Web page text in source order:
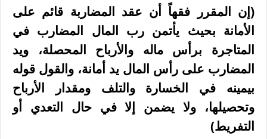
(إن المقرر فقهاً أن عقد المضاربة قائم على
الأمانة بحيث يأتمن رب المال المضارب في
المتاجرة برأس ماله والأرباح المحصلة، ويد
المضارب على رأس المال يد أمانة، والقول قوله
بيمينه في الخسارة والتلف ومقدار الأرباح
وتحصيلها، ولا يضمن إلا في حال التعدي أو
التفريط)